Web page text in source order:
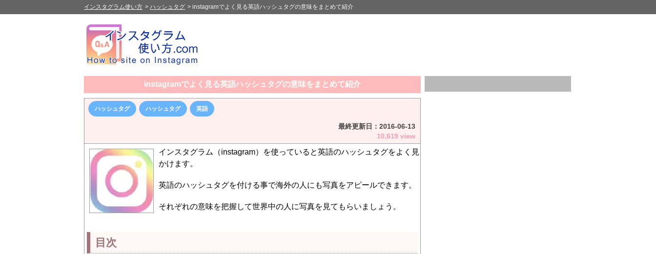
インスタグラム使い方 > ハッシュタグ > instagramでよく見る英語ハッシュタグの意味をまとめて紹介
instagramでよく見る英語ハッシュタグの意味をまとめて紹介
ハッシュタグ ハッシュタグ 英語
最終更新日： 2016-06-13
10,619 view
インスタグラム（instagram）を使っていると英語のハッシュタグをよく見
かけます。
英語のハッシュタグを付ける事で海外の人にも写真をアピールできます。
それぞれの意味を把握して世界中の人に写真を見てもらいましょう。
目次